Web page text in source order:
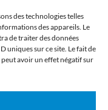
des technologies telles
des appareils. Le
de traiter des données
uniques sur ce site. Le fait de
avoir un effet négatif sur